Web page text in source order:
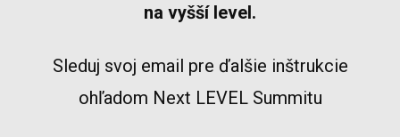
na vyšší level.
Sleduj svoj email pre ďalšie inštrukcie
ohľadom Next LEVEL Summitu